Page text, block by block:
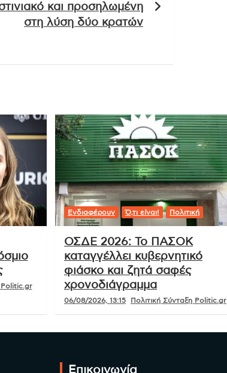
και προσηλωμένη
στη λύση δύο κρατών
Politic.gr
Ενδιαφέρουν Ό,τι είναι! Πολιτική
ΟΣΔΕ 2026: Το ΠΑΣΟΚ
καταγγέλλει κυβερνητικό
φιάσκο και ζητά σαφές
χρονοδιάγραμμα
06/08/2026, 13:15 Πολιτική Σύνταξη Politic.gr
Επικοινωνία